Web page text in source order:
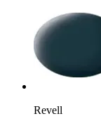
Revell